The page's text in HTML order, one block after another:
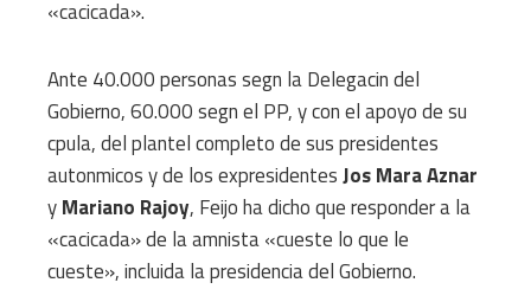
«cacicada».
Ante 40.000 personas segn la Delegacin del
Gobierno, 60.000 segn el PP, y con el apoyo de su
cpula, del plantel completo de sus presidentes
autonmicos y de los expresidentesJos Mara Aznar
yMariano Rajoy, Feijo ha dicho que responder a la
«cacicada» de la amnista «cueste lo que le
cueste», incluida la presidencia del Gobierno.